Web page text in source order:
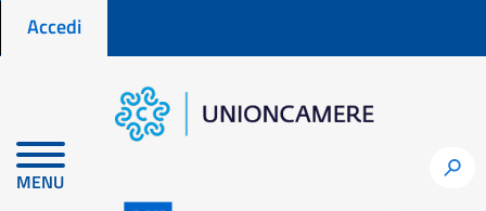
Menu profilo utente
Accedi
MENU
h
Home
Coopstartup Changemakers - Edizione 2026